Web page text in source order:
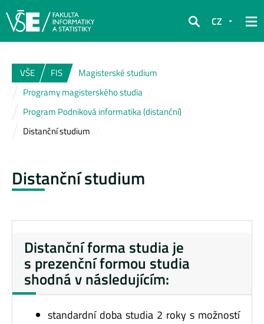
Hledat
CZ
VŠE FIS
Magisterské studium
Programy magisterského studia
Program Podniková informatika (distanční)
Distanční studium
Distanční studium
Distanční forma studia je
s prezenční formou studia
shodná v následujícím:
standardní doba studia 2 roky s možností